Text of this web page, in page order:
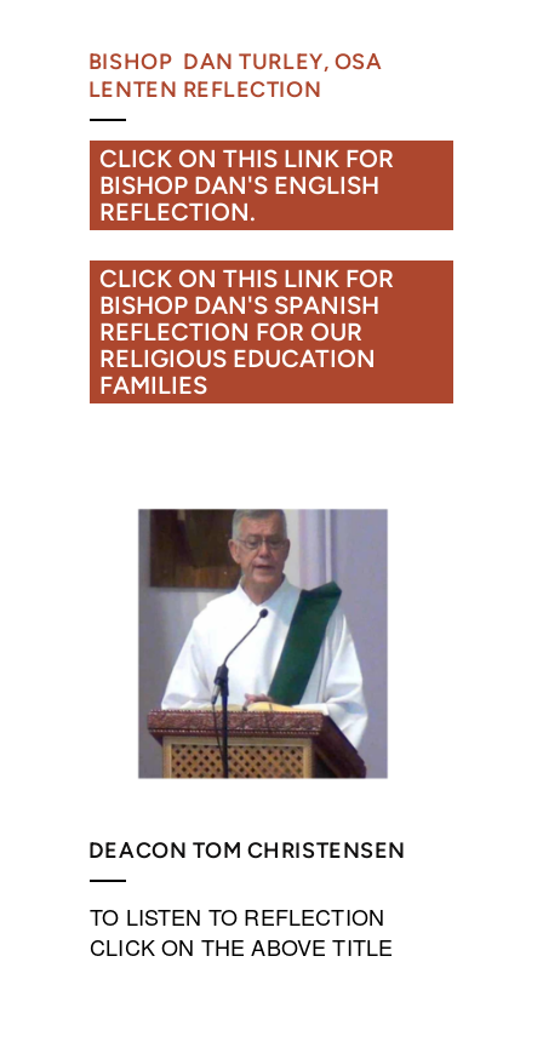
BISHOP DAN TURLEY, OSA
LENTEN REFLECTION
CLICK ON THIS LINK FOR
BISHOP DAN'S ENGLISH
REFLECTION.
CLICK ON THIS LINK FOR
BISHOP DAN'S SPANISH
REFLECTION FOR OUR
RELIGIOUS EDUCATION
FAMILIES
DEACON TOM CHRISTENSEN
TO LISTEN TO REFLECTION
CLICK ON THE ABOVE TITLE